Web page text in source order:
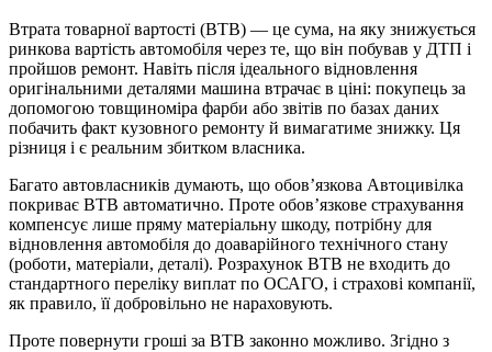
Втрата товарної вартості (ВТВ) — це сума, на яку знижується
ринкова вартість автомобіля через те, що він побував у ДТП і
пройшов ремонт. Навіть після ідеального відновлення
оригінальними деталями машина втрачає в ціні: покупець за
допомогою товщиноміра фарби або звітів по базах даних
побачить факт кузовного ремонту й вимагатиме знижку. Ця
різниця і є реальним збитком власника.
Багато автовласників думають, що обов’язкова Автоцивілка
покриває ВТВ автоматично. Проте обов’язкове страхування
компенсує лише пряму матеріальну шкоду, потрібну для
відновлення автомобіля до доаварійного технічного стану
(роботи, матеріали, деталі). Розрахунок ВТВ не входить до
стандартного переліку виплат по ОСАГО, і страхові компанії,
як правило, її добровільно не нараховують.
Проте повернути гроші за ВТВ законно можливо. Згідно з